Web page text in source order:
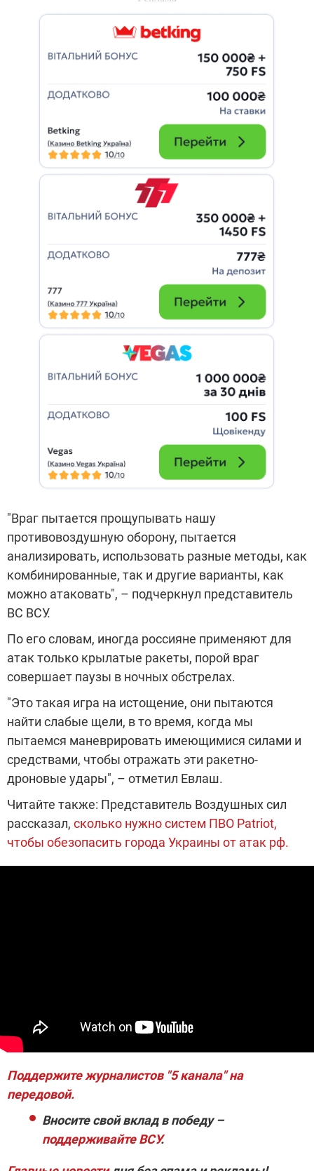
"Враг пытается прощупывать нашу
противовоздушную оборону, пытается
анализировать, использовать разные методы, как
комбинированные, так и другие варианты, как
можно атаковать", – подчеркнул представитель
ВС ВСУ.
По его словам, иногда россияне применяют для
атак только крылатые ракеты, порой враг
совершает паузы в ночных обстрелах.
"Это такая игра на истощение, они пытаются
найти слабые щели, в то время, когда мы
пытаемся маневрировать имеющимися силами и
средствами, чтобы отражать эти ракетно-
дроновые удары", – отметил Евлаш.
Читайте также: Представитель Воздушных сил
рассказал, сколько нужно систем ПВО Patriot,
чтобы обезопасить города Украины от атак рф.
Поддержите журналистов "5 канала" на
передовой.
Вносите свой вклад в победу –
поддерживайте ВСУ.